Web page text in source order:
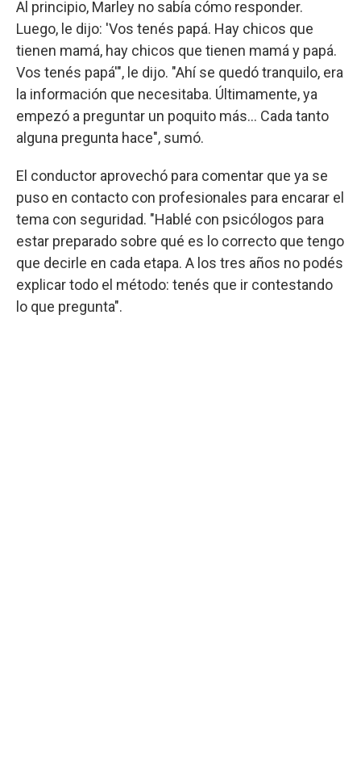
Al principio, Marley no sabía cómo responder.
Luego, le dijo: 'Vos tenés papá. Hay chicos que
tienen mamá, hay chicos que tienen mamá y papá.
Vos tenés papá'", le dijo. "Ahí se quedó tranquilo, era
la información que necesitaba. Últimamente, ya
empezó a preguntar un poquito más... Cada tanto
alguna pregunta hace", sumó.
El conductor aprovechó para comentar que ya se
puso en contacto con profesionales para encarar el
tema con seguridad. "Hablé con psicólogos para
estar preparado sobre qué es lo correcto que tengo
que decirle en cada etapa. A los tres años no podés
explicar todo el método: tenés que ir contestando
lo que pregunta".